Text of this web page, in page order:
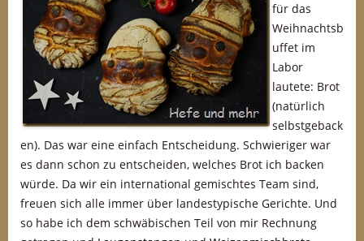
für das
Weihnachtsb
uffet im
Labor
lautete: Brot
(natürlich
selbstgeback
en). Das war eine einfach Entscheidung. Schwieriger war
es dann schon zu entscheiden, welches Brot ich backen
würde. Da wir ein international gemischtes Team sind,
freuen sich alle immer über landestypische Gerichte. Und
so habe ich dem schwäbischen Teil von mir Rechnung